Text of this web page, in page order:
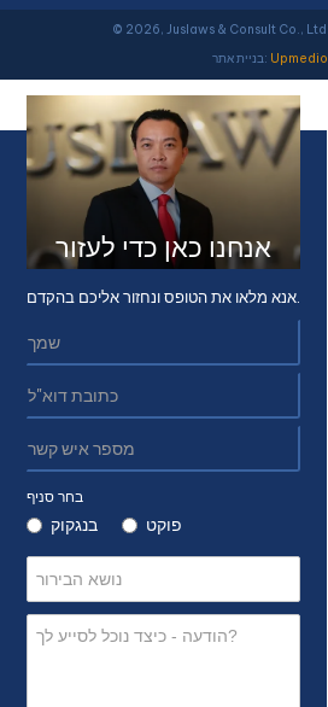
בניית אתר: Upmedio
אנחנו כאן כדי לעזור
בחר סניף
בנגקוק פוקט